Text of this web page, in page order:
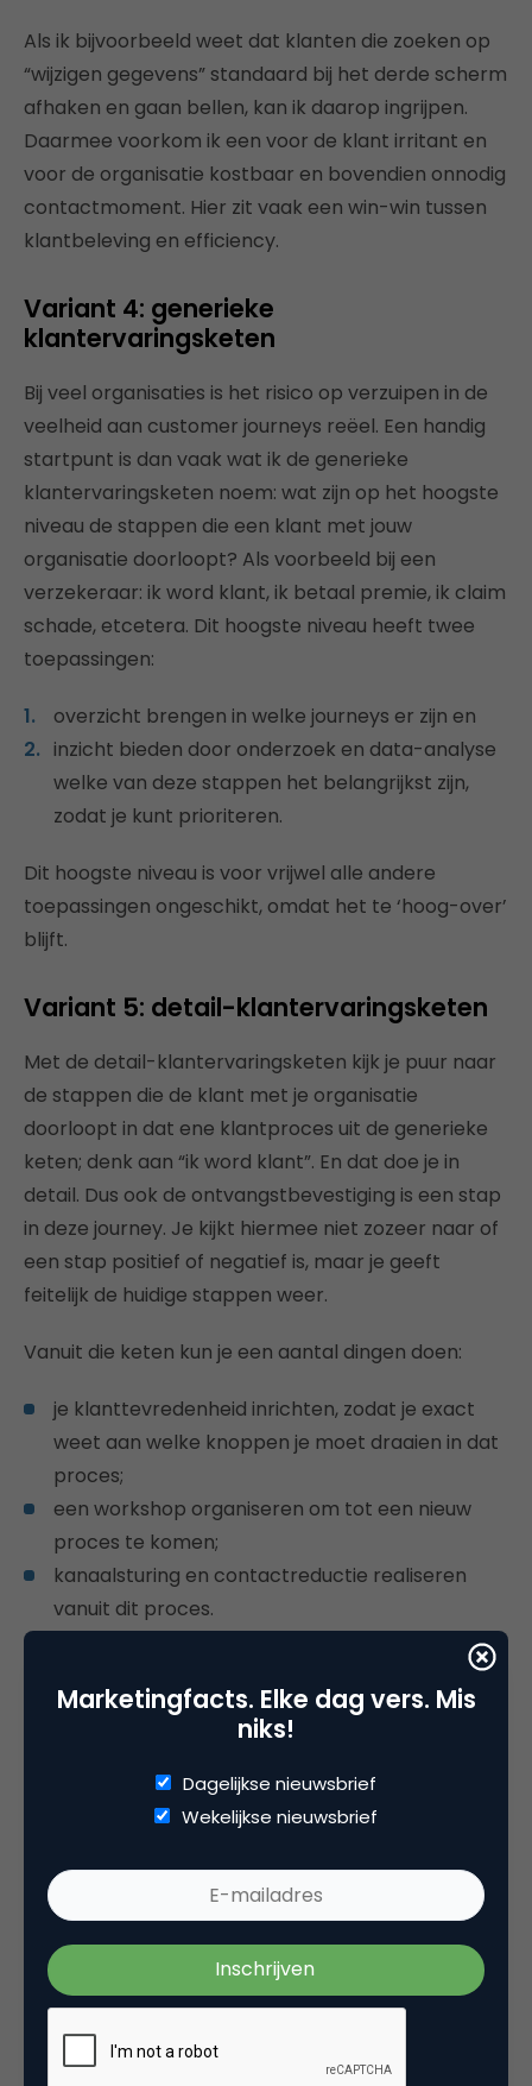
Als ik bijvoorbeeld weet dat klanten die zoeken op
“wijzigen gegevens” standaard bij het derde scherm
afhaken en gaan bellen, kan ik daarop ingrijpen.
Daarmee voorkom ik een voor de klant irritant en
voor de organisatie kostbaar en bovendien onnodig
contactmoment. Hier zit vaak een win-win tussen
klantbeleving en efficiency.
Variant 4: generieke
klantervaringsketen
Bij veel organisaties is het risico op verzuipen in de
veelheid aan customer journeys reëel. Een handig
startpunt is dan vaak wat ik de generieke
klantervaringsketen noem: wat zijn op het hoogste
niveau de stappen die een klant met jouw
organisatie doorloopt? Als voorbeeld bij een
verzekeraar: ik word klant, ik betaal premie, ik claim
schade, etcetera. Dit hoogste niveau heeft twee
toepassingen:
overzicht brengen in welke journeys er zijn en
inzicht bieden door onderzoek en data-analyse
welke van deze stappen het belangrijkst zijn,
zodat je kunt prioriteren.
Dit hoogste niveau is voor vrijwel alle andere
toepassingen ongeschikt, omdat het te ‘hoog-over’
blijft.
Variant 5: detail-klantervaringsketen
Met de detail-klantervaringsketen kijk je puur naar
de stappen die de klant met je organisatie
doorloopt in dat ene klantproces uit de generieke
keten; denk aan “ik word klant”. En dat doe je in
detail. Dus ook de ontvangstbevestiging is een stap
in deze journey. Je kijkt hiermee niet zozeer naar of
een stap positief of negatief is, maar je geeft
feitelijk de huidige stappen weer.
Vanuit die keten kun je een aantal dingen doen:
je klanttevredenheid inrichten, zodat je exact
weet aan welke knoppen je moet draaien in dat
proces;
een workshop organiseren om tot een nieuw
proces te komen;
kanaalsturing en contactreductie realiseren
vanuit dit proces.
De workshops waarin je deze klantervaringsketen
opstelt, zijn allemaal interventies binnen de
organisatie om bewustwording te creëren wat de
dingen in die workshops: mensen moeten zich aan
elkaar voorstellen, want ze hebben nooit over de
hele klantketen samengewerkt en ze hebben
discussies over hoe het proces vanuit de klant
workshops zijn dus vanuitchange
minstens zo interessant als voor het bereiken van
de harde doelstellingen op kanaalsturing,
contactreductie en klanttevredenheid.
Marketingfacts. Elke dag vers. Mis
niks!
Dagelijkse nieuwsbrief
Wekelijkse nieuwsbrief